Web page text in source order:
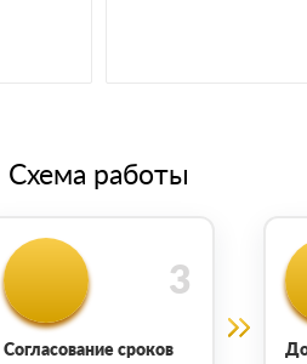
Схема работы
Согласование сроков